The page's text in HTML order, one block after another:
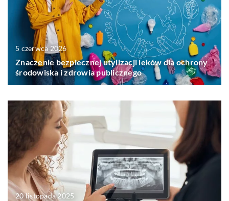
5 czerwca 2026
Znaczenie bezpiecznej utylizacji leków dla ochrony
środowiska i zdrowia publicznego
20 listopada 2025